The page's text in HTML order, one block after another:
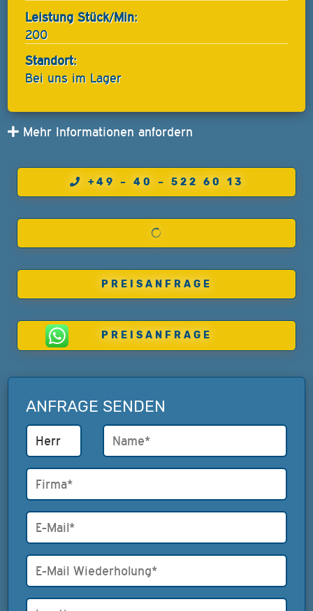
Leistung Stück/Min:
200
Standort:
Bei uns im Lager
Mehr Informationen anfordern
+49 – 40 – 522 60 13
PREISANFRAGE
PREISANFRAGE
ANFRAGE SENDEN